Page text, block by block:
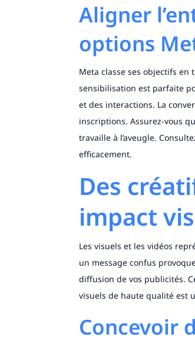
Aligner
options
Meta classe ses objectifs en
sensibilisation est parfaite
et des interactions. La
inscriptions. Assurez-vous
travaille à l’aveugle.
efficacement.
Des
impact
Les visuels et les vidéos
un message confus
diffusion de vos publicités.
visuels de haute qualité est
Concevoir